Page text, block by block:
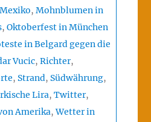
Mexiko, Mohnblumen in
, Oktoberfest in München
in Belgard gegen die
Vucic, Richter,
, Strand, Südwährung,
Lira, Twitter,
Amerika,Wetter in